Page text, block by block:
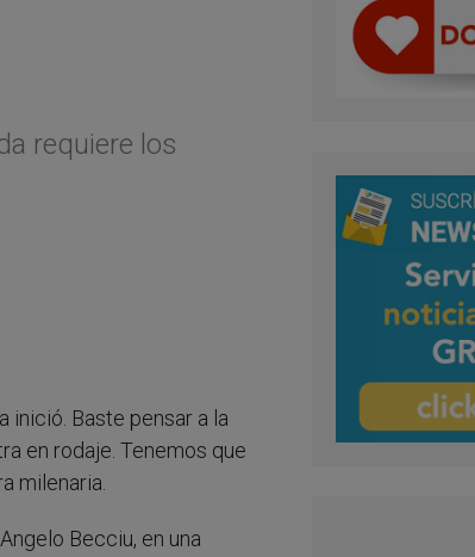
requiere los
inició. Baste pensar a la
en rodaje. Tenemos que
milenaria.
Becciu, en una